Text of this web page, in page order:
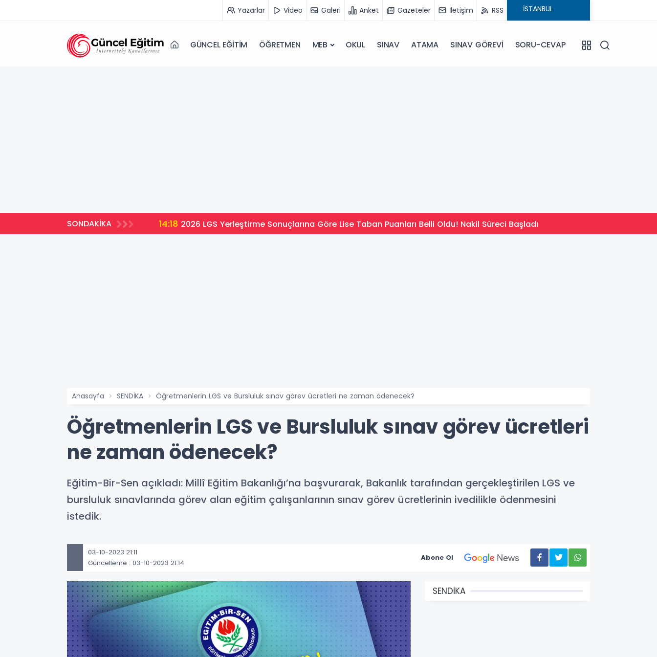
Yazarlar Video Galeri Anket Gazeteler İletişim RSS
GÜNCEL EĞİTİM ÖĞRETMEN MEB OKUL SINAV ATAMA SINAV GÖREVİ SORU-CEVAP
SONDAKİKA 14:18 2026 LGS Yerleştirme Sonuçlarına Göre Lise Taban Puanları Belli Oldu! Nakil Süreci Başladı
Anasayfa SENDİKA Öğretmenlerin LGS ve Bursluluk sınav görev ücretleri ne zaman ödenecek?
Öğretmenlerin LGS ve Bursluluk sınav görev ücretleri
ne zaman ödenecek?
Eğitim-Bir-Sen açıkladı: Millî Eğitim Bakanlığı’na başvurarak, Bakanlık tarafından gerçekleştirilen LGS ve
bursluluk sınavlarında görev alan eğitim çalışanlarının sınav görev ücretlerinin ivedilikle ödenmesini
istedik.
03-10-2023 21:11
Güncelleme : 03-10-2023 21:14
Abone Ol
SENDİKA